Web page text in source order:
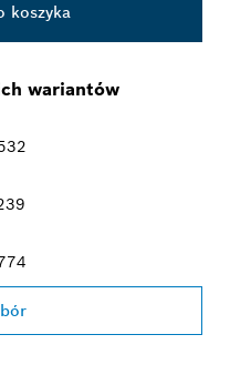
koszyka
wariantów